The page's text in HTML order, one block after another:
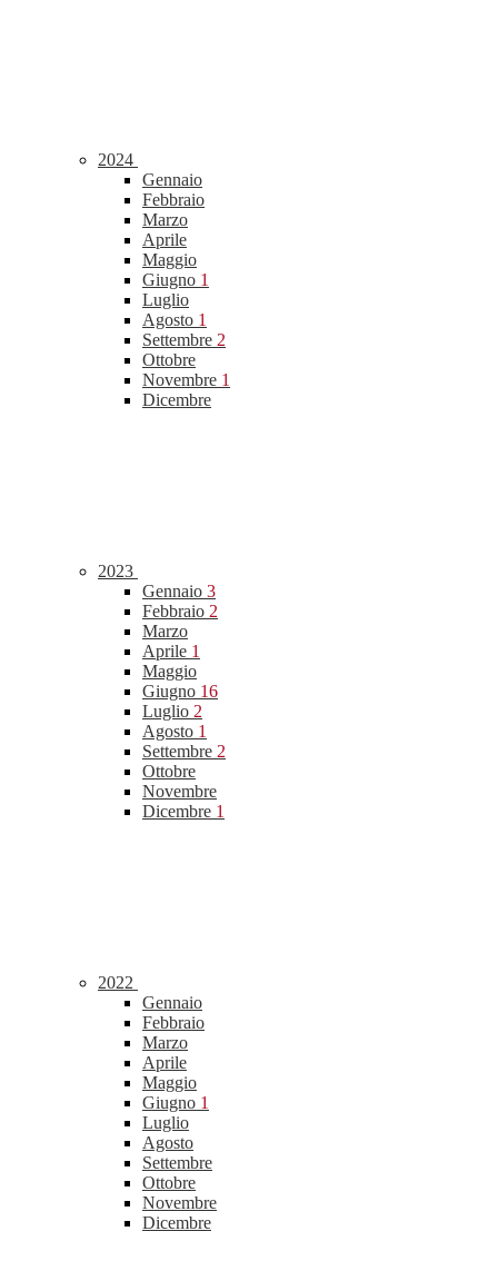
2024
Gennaio
Febbraio
Marzo
Aprile
Maggio
Giugno 1
Luglio
Agosto 1
Settembre 2
Ottobre
Novembre 1
Dicembre
2023
Gennaio 3
Febbraio 2
Marzo
Aprile 1
Maggio
Giugno 16
Luglio 2
Agosto 1
Settembre 2
Ottobre
Novembre
Dicembre 1
2022
Gennaio
Febbraio
Marzo
Aprile
Maggio
Giugno 1
Luglio
Agosto
Settembre
Ottobre
Novembre
Dicembre